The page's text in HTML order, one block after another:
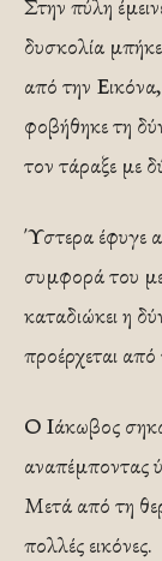
Στην πύλη
δυσκολία
από την
φοβήθηκε τη
τον τάραξε με
Ύστερα έφυγε
συμφορά του
καταδιώκει η
προέρχεται
Ο Ιάκωβος
αναπέμποντας
Μετά από τη
πολλές εικόνες.